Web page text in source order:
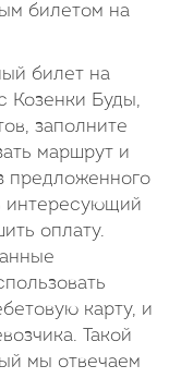
билетом на
билет на
Козенки Буды,
заполните
маршрут и
предложенного
интересующий
оплату.
карту, и
Такой
мы отвечаем